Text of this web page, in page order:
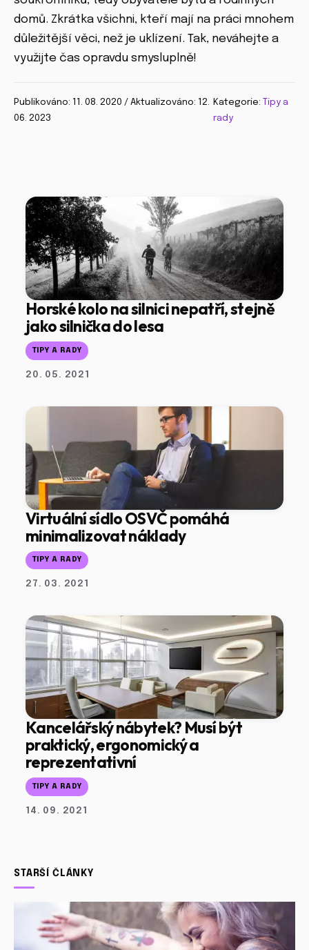
domů. Zkrátka všichni, kteří mají na práci mnohem
důležitější věci, než je uklízení. Tak, neváhejte a
využijte čas opravdu smysluplně!
Publikováno: 11. 08. 2020 / Aktualizováno: 12.
06. 2023
Kategorie:
Tipy a
rady
Horské kolo na silnici nepatří, stejně
jako silnička do lesa
TIPY A RADY
20. 05. 2021
Virtuální sídlo OSVČ pomáhá
minimalizovat náklady
TIPY A RADY
27. 03. 2021
Kancelářský nábytek? Musí být
praktický, ergonomický a
reprezentativní
TIPY A RADY
14. 09. 2021
STARŠÍ ČLÁNKY